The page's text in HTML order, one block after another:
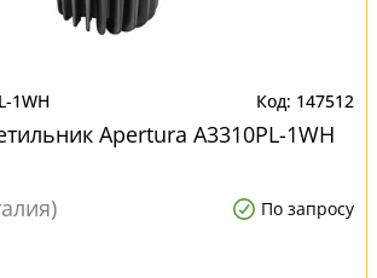
1WH 147512
Apertura A3310PL-1WH
По запросу